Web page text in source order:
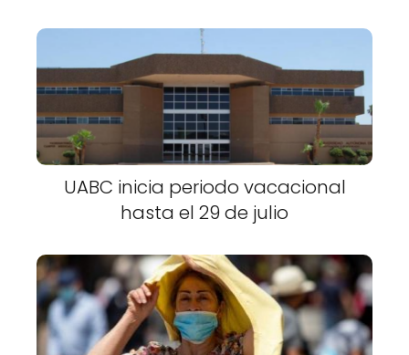
UABC inicia periodo vacacional
hasta el 29 de julio